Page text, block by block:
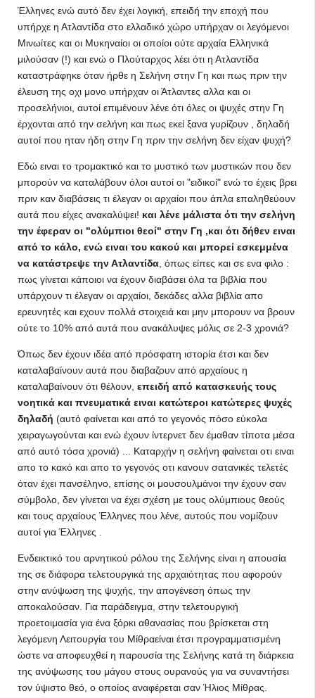
Έλληνες ενώ αυτό δεν έχει λογική, επειδή την εποχή που
υπήρχε η Ατλαντίδα στο ελλαδικό χώρο υπήρχαν οι λεγόμενοι
Μινωίτες και οι Μυκηναίοι οι οποίοι ούτε αρχαία Ελληνικά
μιλούσαν (!) και ενώ ο Πλούταρχος λέει ότι η Ατλαντίδα
καταστράφηκε όταν ήρθε η Σελήνη στην Γη και πως πριν την
έλευση της οχι μονο υπήρχαν οι Άτλαντες αλλα και οι
προσελήνιοι, αυτοί επιμένουν λένε ότι όλες οι ψυχές στην Γη
έρχονται από την σελήνη και πως εκεί ξανα γυρίζουν , δηλαδή
αυτοί που ηταν ήδη στην Γη πριν την σελήνη δεν είχαν ψυχή?
Εδώ ειναι το τρομακτικό και το μυστικό των μυστικών που δεν
μπορούν να καταλάβουν όλοι αυτοί οι "ειδικοί" ενώ το έχεις βρει
πριν καν διαβάσεις τι έλεγαν οι αρχαίοι που άπλα επαληθεύουν
αυτά που είχες ανακαλύψει! και λένε μάλιστα ότι την σελήνη
την έφεραν οι "ολύμπιοι θεοί" στην Γη ,και ότι δήθεν ειναι
από το κάλο, ενώ ειναι του κακού και μπορεί εσκεμμένα
να κατάστρεψε την Ατλαντίδα , όπως είπες και σε ενα φιλο :
πως γίνεται κάποιοι να έχουν διαβάσει όλα τα βιβλία που
υπάρχουν τι έλεγαν οι αρχαίοι, δεκάδες αλλα βιβλία απο
ερευνητές και εχουν πολλά στοιχειά και μην μπορουν να βρουν
ούτε το 10% από αυτά που ανακάλυψες μόλις σε 2-3 χρονιά?
Όπως δεν έχουν ιδέα από πρόσφατη ιστορία έτσι και δεν
καταλαβαίνουν αυτά που διαβαζουν από αρχαίους η
καταλαβαίνουν ότι θέλουν, επειδή από κατασκευής τους
νοητικά και πνευματικά ειναι κατώτεροι κατώτερες ψυχές
δηλαδή (αυτό φαίνεται και από το γεγονός πόσο εύκολα
χειραγωγούνται και ενώ έχουν ίντερνετ δεν έμαθαν τίποτα μέσα
από αυτό τόσα χρονιά) ... Καταρχήν η σελήνη φαίνεται οτι ειναι
απο το κακό και απο το γεγονός οτι κανουν σατανικές τελετές
όταν έχει πανσέληνο, επίσης οι μουσουλμάνοι την έχουν σαν
σύμβολο, δεν γίνεται να έχει σχέση με τους ολύμπιους θεούς
και τους αρχαίους Έλληνες που λένε, αυτούς που νομίζουν
αυτοί για Έλληνες .
Ενδεικτικό του αρνητικού ρόλου της Σελήνης είναι η απουσία
της σε διάφορα τελετουργικά της αρχαιότητας που αφορούν
στην ανύψωση της ψυχής, την απογένεση όπως την
αποκαλούσαν. Για παράδειγμα, στην τελετουργική
προετοιμασία για ένα ξόρκι αθανασίας που βρίσκεται στη
λεγόμενη Λειτουργία του Μίθραείναι έτσι προγραμματισμένη
ώστε να αποφευχθεί η παρουσία της Σελήνης κατά τη διάρκεια
της ανύψωσης του μάγου στους ουρανούς για να συναντήσει
τον ύψιστο θεό, ο οποίος αναφέρεται σαν Ήλιος Μίθρας.